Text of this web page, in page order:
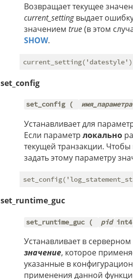
Возвращает текущее
current_settingвыдает
значением true(в этом
SHOW.
set_config
set_config ( имя_параметра
Устанавливает для
Если параметр локально
текущей транзакции.
задать этому параметру
set_runtime_guc
set_runtime_guc ( pid
Устанавливает в
значение, которое
указанные в
применения данной